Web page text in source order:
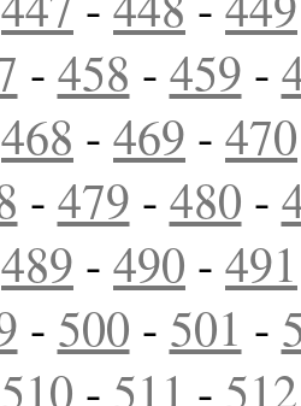
- 458 - 459 -
468 - 469 - 470
- 479 - 480 -
489 - 490 - 491
- 500 - 501 -
510 - 511 - 512